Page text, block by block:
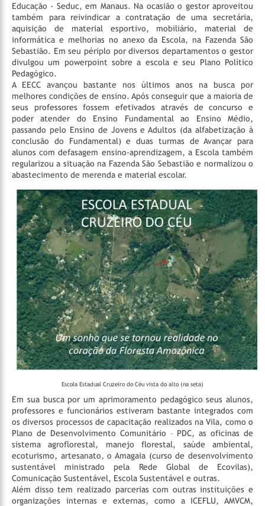
Educação - Seduc, em Manaus. Na ocasião o gestor aproveitou
também para reivindicar a contratação de uma secretária,
aquisição de material esportivo, mobiliário, material de
informática e melhorias no anexo da Escola, na Fazenda São
Sebastião. Em seu périplo por diversos departamentos o gestor
divulgou um powerpoint sobre a escola e seu Plano Político
Pedagógico.
A EECC avançou bastante nos últimos anos na busca por
melhores condições de ensino. Após conseguir que a maioria de
seus professores fossem efetivados através de concurso e
poder atender do Ensino Fundamental ao Ensino Médio,
passando pelo Ensino de Jovens e Adultos (da alfabetização à
conclusão do Fundamental) e duas turmas de Avançar para
alunos com defasagem ensino-aprendizagem, a Escola também
regularizou a situação na Fazenda São Sebastião e normalizou o
abastecimento de merenda e material escolar.
Escola Estadual Cruzeiro do Céu vista do alto (na seta)
Em sua busca por um aprimoramento pedagógico seus alunos,
professores e funcionários estiveram bastante integrados com
os diversos processos de capacitação realizados na Vila, como o
Plano de Desenvolvimento Comunitário – PDC, as oficinas de
sistema agroflorestal, manejo florestal, saúde ambiental,
ecoturismo, artesanato, o Amagaia (curso de desenvolvimento
sustentável ministrado pela Rede Global de Ecovilas),
Comunicação Sustentável, Escola Sustentável e outras.
Além disso tem realizado parcerias com outras instituições e
organizações internas e externas, como a ICEFLU, AMVCM,